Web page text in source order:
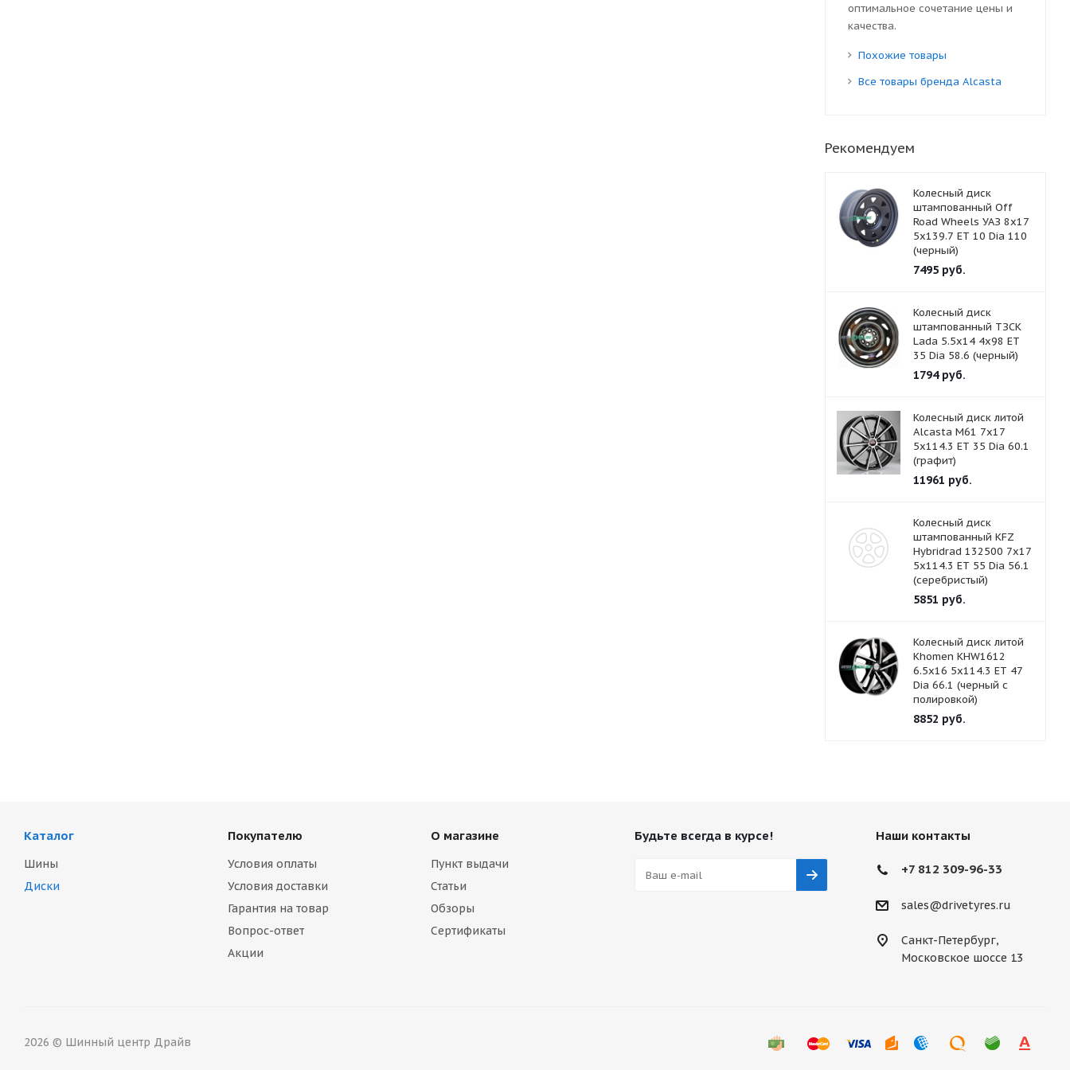
оптимальное сочетание цены и
качества.
Похожие товары
Все товары бренда Alcasta
Рекомендуем
Колесный диск
штампованный Off
Road Wheels УАЗ 8x17
5x139.7 ET 10 Dia 110
(черный)
7495руб.
Колесный диск
штампованный ТЗСК
Lada 5.5x14 4x98 ET
35 Dia 58.6 (черный)
1794руб.
Колесный диск литой
Alcasta M61 7x17
5x114.3 ET 35 Dia 60.1
(графит)
11961 руб.
Колесный диск
штампованный KFZ
Hybridrad 132500 7x17
5x114.3 ET 55 Dia 56.1
(серебристый)
5851 руб.
Колесный диск литой
Khomen KHW1612
6.5x16 5x114.3 ET 47
Dia 66.1 (черный с
полировкой)
8852 руб.
Каталог
Шины
Диски
Покупателю
Условия оплаты
Условия доставки
Гарантия на товар
Вопрос-ответ
Акции
О магазине
Пункт выдачи
Статьи
Обзоры
Сертификаты
Будьте всегда в курсе! Наши контакты
+7 812 309-96-33
sales@drivetyres.ru
Санкт-Петербург,
Московское шоссе 13
2026 © Шинный центр Драйв